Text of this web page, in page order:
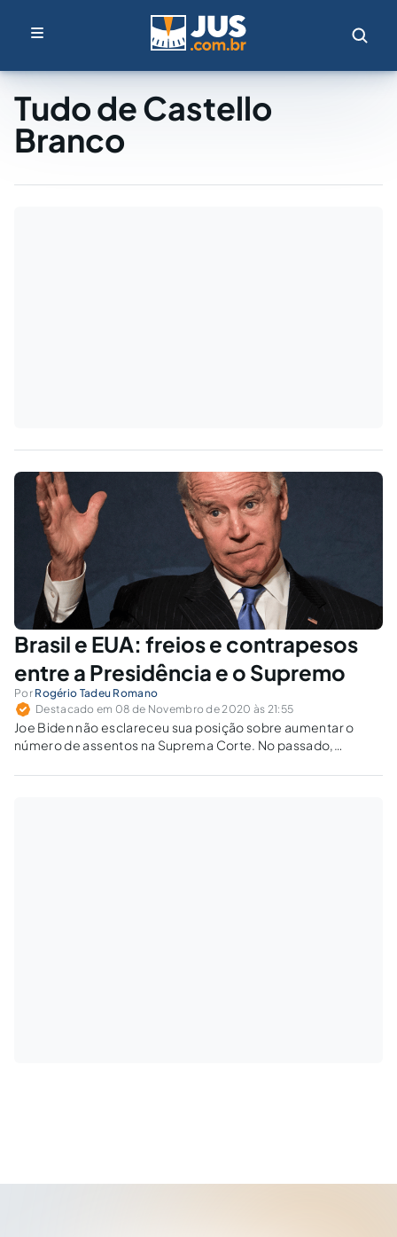
Tudo de Castello
Branco
Brasil e EUA: freios e contrapesos
entre a Presidência e o Supremo
Por Rogério Tadeu Romano
Destacado em 08 de Novembro de 2020 às 21:55
Joe Biden não esclareceu sua posição sobre aumentar o
número de assentos na Suprema Corte. No passado,
semelhantes.